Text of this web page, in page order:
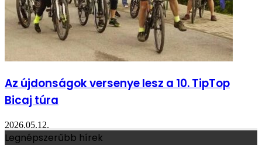
Az újdonságok versenye lesz a 10. TipTop
Bicaj túra
2026.05.12.
Legnépszerűbb hírek